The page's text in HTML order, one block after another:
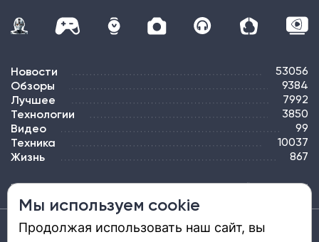
Новости 53056
Обзоры 9384
Лучшее 7992
Технологии 3850
Видео 99
Техника 10037
Жизнь 867
ПОДПИСКА РЕКЛАМА КОНТАКТЫ КАРТА САЙТА ТЭГИ
Средство массовой информации «DGL.RU — Цифровой мир» (www.dgl.ru).
Реестровая запись средства массовой информации (СМИ) сетевого издания ЭЛ №
Мы используем cookie
Продолжая использовать наш сайт, вы